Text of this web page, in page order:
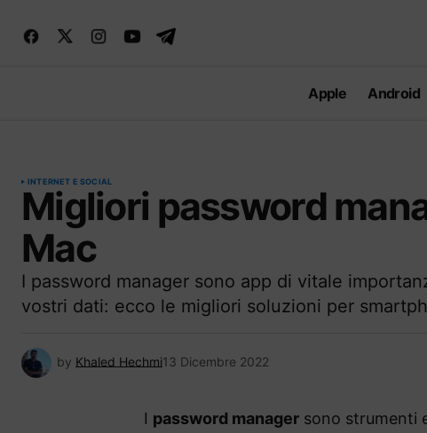
Apple Android
INTERNET E SOCIAL
Migliori password
Mac
I password manager sono app di vitale
vostri dati: ecco le migliori soluzioni per
by Khaled Hechmi13 Dicembre 2022
I password manager sono strumenti